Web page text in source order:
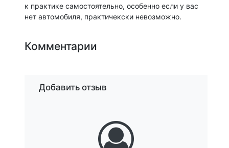
к практике самостоятельно, особенно если у вас
нет автомобиля, практичекски невозможно.
Комментарии
Добавить отзыв